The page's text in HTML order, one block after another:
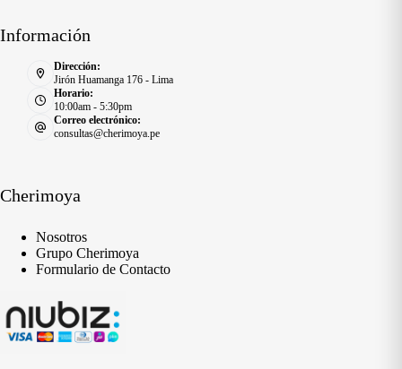
Información
Dirección:
Jirón Huamanga 176 - Lima
Horario:
10:00am - 5:30pm
Correo electrónico:
consultas@cherimoya.pe
Cherimoya
Nosotros
Grupo Cherimoya
Formulario de Contacto